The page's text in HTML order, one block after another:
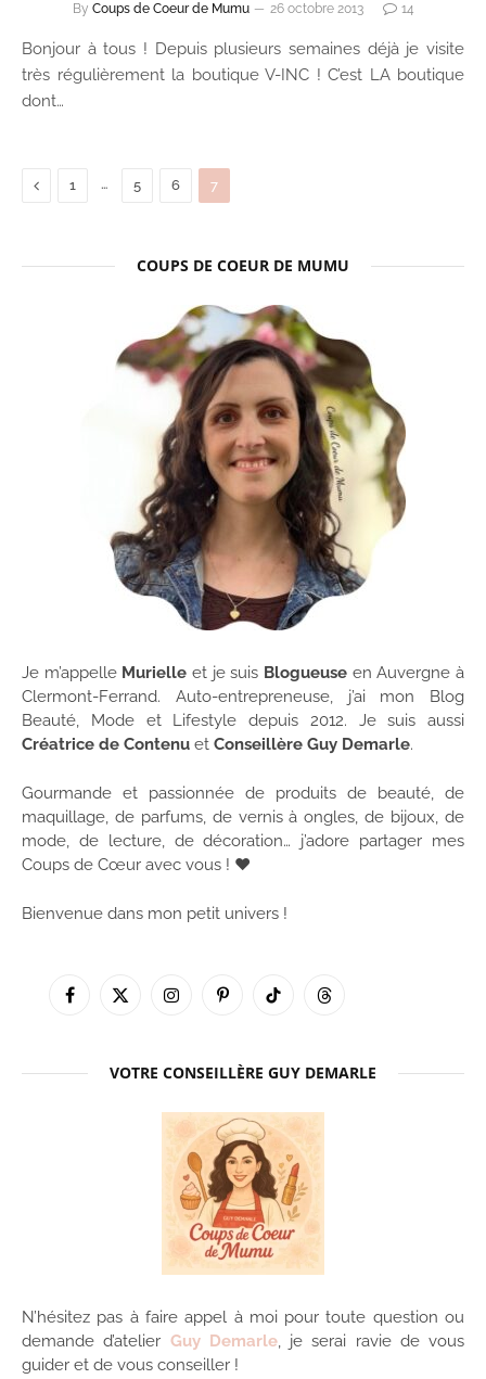
By Coups de Coeur de Mumu 26 octobre 2013 14
Bonjour à tous ! Depuis plusieurs semaines déjà je visite
très régulièrement la boutique V-INC ! C’est LA boutique
dont…
Previous
1 … 5 6 7
COUPS DE COEUR DE MUMU
Je m’appelle Murielle et je suis Blogueuse en Auvergne à
Clermont-Ferrand. Auto-entrepreneuse, j’ai mon Blog
Beauté, Mode et Lifestyle depuis 2012. Je suis aussi
Créatrice de Contenu et Conseillère Guy Demarle.
Gourmande et passionnée de produits de beauté, de
maquillage, de parfums, de vernis à ongles, de bijoux, de
mode, de lecture, de décoration… j’adore partager mes
Coups de Cœur avec vous ! ♥
Bienvenue dans mon petit univers !
Facebook
X
InstagramPinterestTikTok Threads
VOTRE CONSEILLÈRE GUY DEMARLE
N’hésitez pas à faire appel à moi pour toute question ou
demande d’atelier Guy Demarle, je serai ravie de vous
guider et de vous conseiller !